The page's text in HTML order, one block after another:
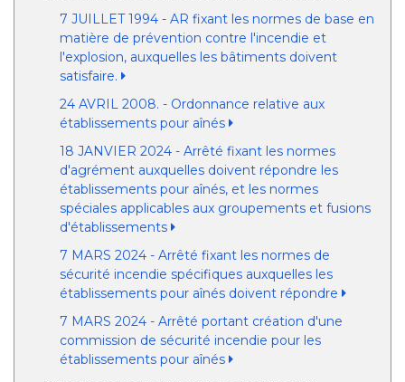
7 JUILLET 1994 - AR fixant les normes de base en
matière de prévention contre l'incendie et
l'explosion, auxquelles les bâtiments doivent
satisfaire.
24 AVRIL 2008. - Ordonnance relative aux
établissements pour aînés
18 JANVIER 2024 - Arrêté fixant les normes
d'agrément auxquelles doivent répondre les
établissements pour aînés, et les normes
spéciales applicables aux groupements et fusions
d'établissements
7 MARS 2024 - Arrêté fixant les normes de
sécurité incendie spécifiques auxquelles les
établissements pour aînés doivent répondre
7 MARS 2024 - Arrêté portant création d'une
commission de sécurité incendie pour les
établissements pour aînés